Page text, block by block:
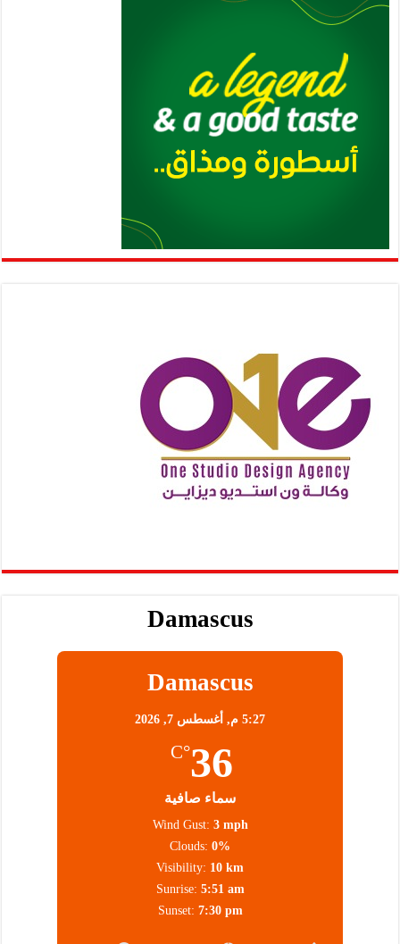
Damascus
Damascus
5:27 م, أغسطس 7, 2026
36
°C
سماء صافية
Wind Gust: 3 mph
Clouds: 0%
Visibility: 10 km
Sunrise: 5:51 am
Sunset: 7:30 pm